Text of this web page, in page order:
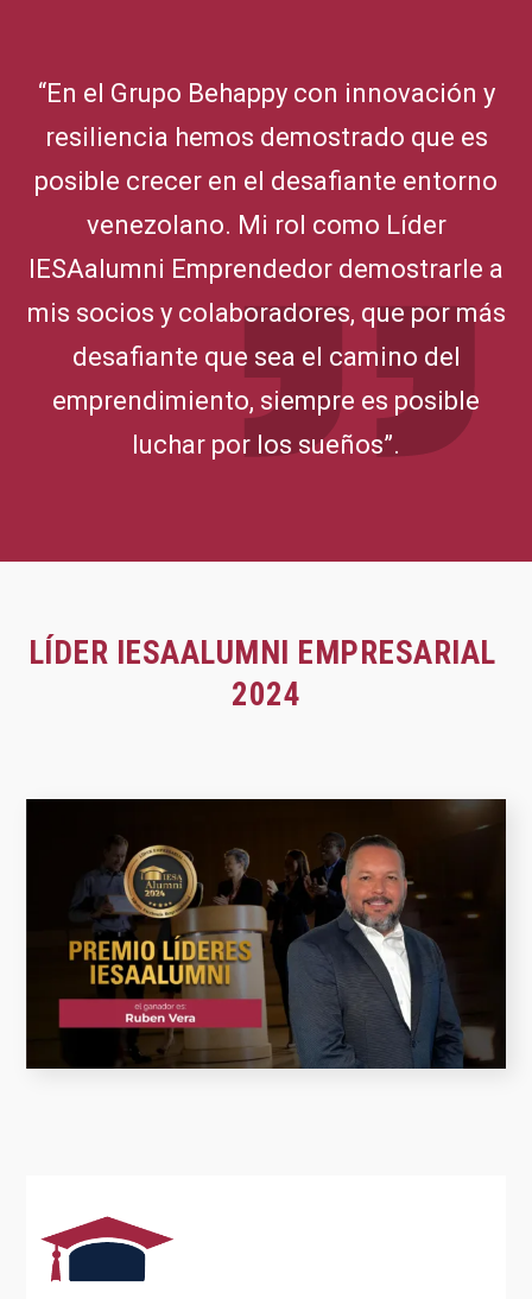
“En el Grupo Behappy con innovación y
resiliencia hemos demostrado que es
posible crecer en el desafiante entorno
venezolano. Mi rol como Líder
IESAalumni Emprendedor demostrarle a
mis socios y colaboradores, que por más
desafiante que sea el camino del
emprendimiento, siempre es posible
luchar por los sueños”.
LÍDER IESAALUMNI EMPRESARIAL
2024